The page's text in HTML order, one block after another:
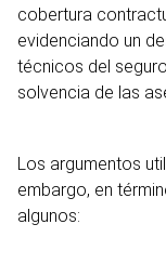
cobertura
evidenciando un
técnicos del
solvencia de las
Los argumentos
embargo, en
algunos: